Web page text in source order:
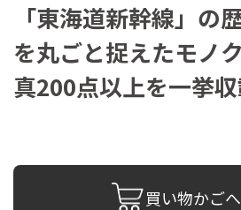
「東海道新幹線」の
を丸ごと捉えたモノ
真200点以上を一挙収
買い物かご